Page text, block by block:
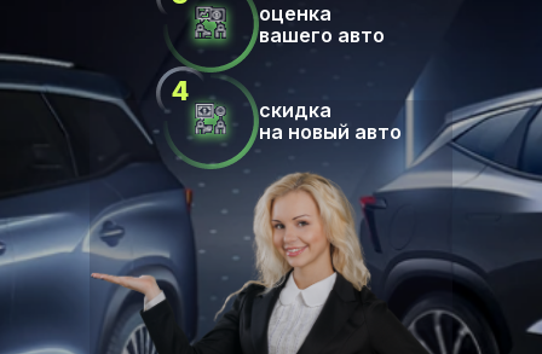
оценка
вашего авто
скидка
на новый авто